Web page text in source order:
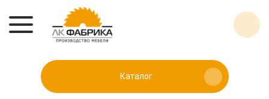
Каталог